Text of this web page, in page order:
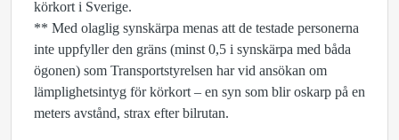
körkort i Sverige.
** Med olaglig synskärpa menas att de testade personerna
inte uppfyller den gräns (minst 0,5 i synskärpa med båda
ögonen) som Transportstyrelsen har vid ansökan om
lämplighetsintyg för körkort – en syn som blir oskarp på en
meters avstånd, strax efter bilrutan.